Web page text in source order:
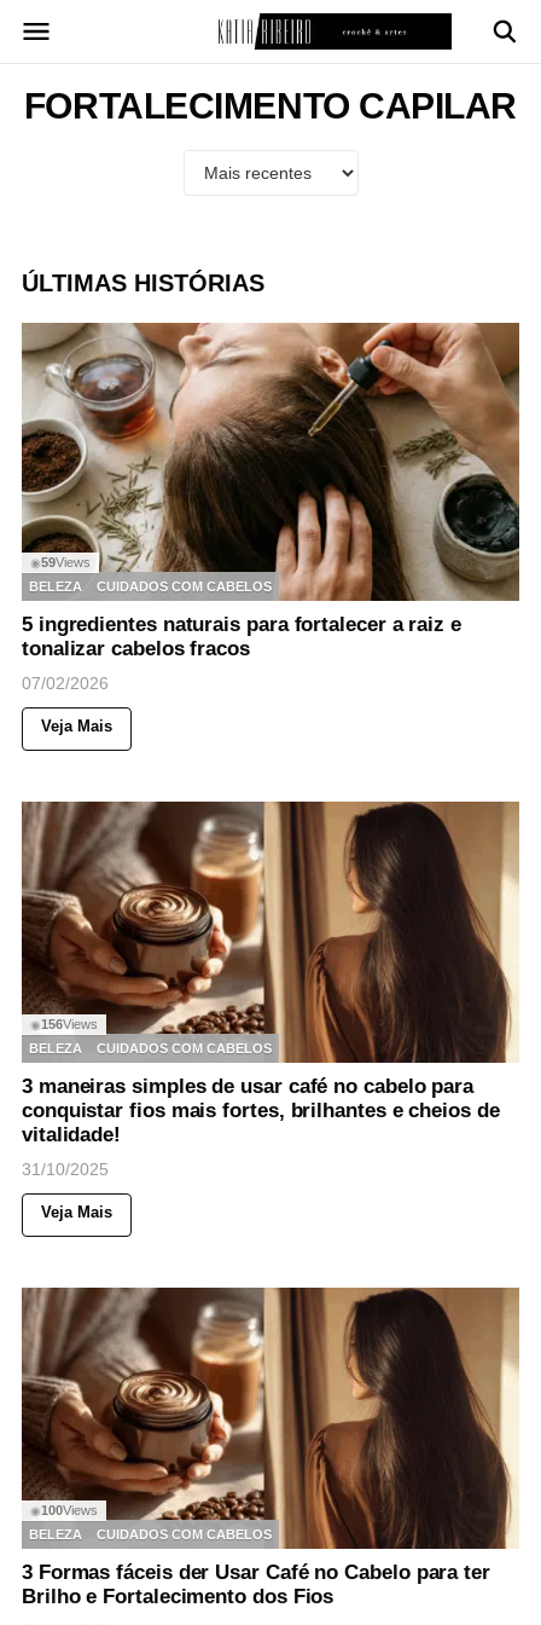
para
conteúdo
FORTALECIMENTO CAPILAR
ÚLTIMAS HISTÓRIAS
◉59Views
BELEZA
CUIDADOS COM CABELOS
5 ingredientes naturais para fortalecer a raiz e
tonalizar cabelos fracos
07/02/2026
Veja Mais
◉156Views
BELEZA
CUIDADOS COM CABELOS
3 maneiras simples de usar café no cabelo para
conquistar fios mais fortes, brilhantes e cheios de
vitalidade!
31/10/2025
Veja Mais
◉100Views
BELEZA
CUIDADOS COM CABELOS
3 Formas fáceis der Usar Café no Cabelo para ter
Brilho e Fortalecimento dos Fios